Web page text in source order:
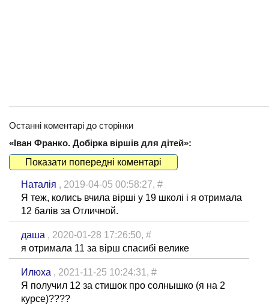
Останні коментарі до сторінки
«Іван Франко. Добірка віршів для дітей»:
Показати попередні коментарі
Наталія , 2019-04-05 00:58:27, #
Я теж, колись вчила вірші у 19 школі і я отримала
12 балів за Отличной.
даша , 2020-01-28 17:26:50, #
я отримала 11 за вірш спасибі велике
Илюха , 2021-11-25 10:24:31, #
Я получил 12 за стишок про солнышко (я на 2
курсе)????